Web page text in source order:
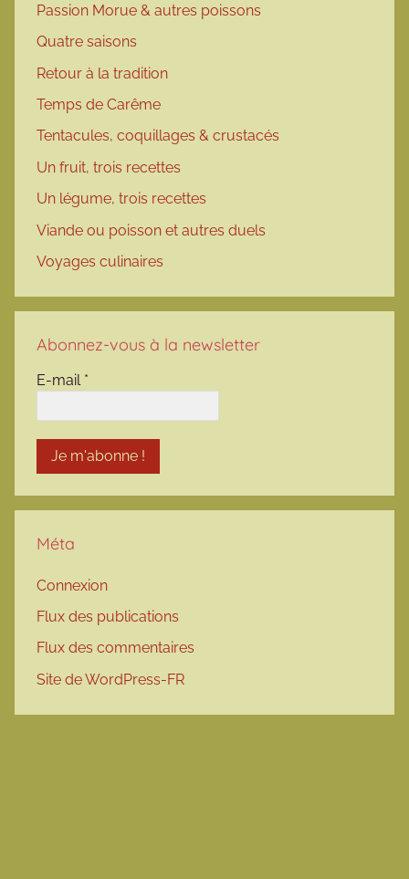
Passion Morue & autres poissons
Quatre saisons
Retour à la tradition
Temps de Carême
Tentacules, coquillages & crustacés
Un fruit, trois recettes
Un légume, trois recettes
Viande ou poisson et autres duels
Voyages culinaires
Abonnez-vous à la newsletter
E-mail *
Méta
Connexion
Flux des publications
Flux des commentaires
Site de WordPress-FR